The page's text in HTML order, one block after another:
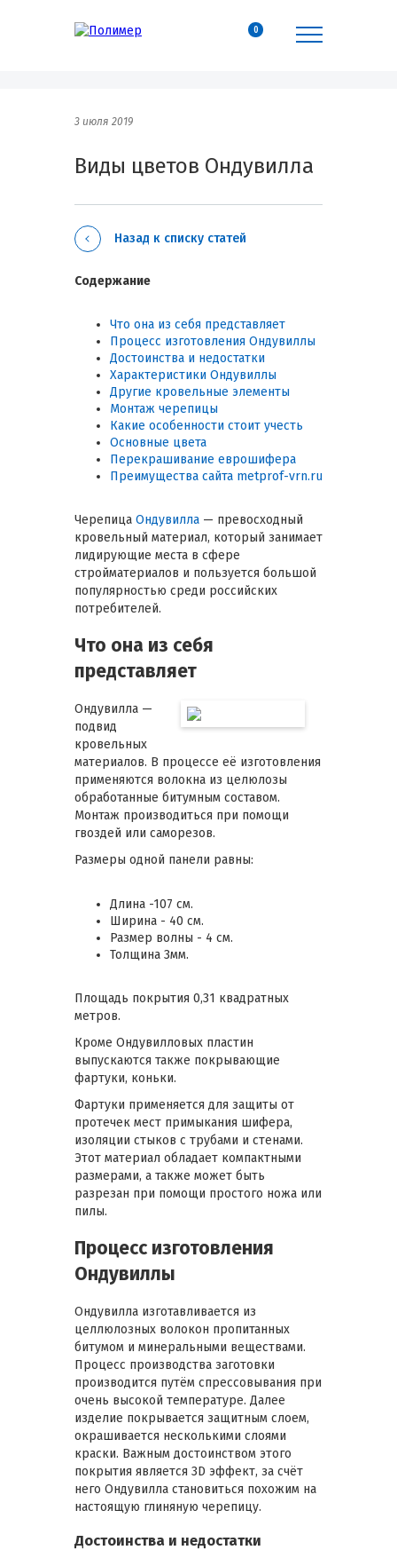
0
3 июля 2019
Виды цветов Ондувилла
Назад к списку статей
Содержание
Что она из себя представляет
Процесс изготовления Ондувиллы
Достоинства и недостатки
Характеристики Ондувиллы
Другие кровельные элементы
Монтаж черепицы
Какие особенности стоит учесть
Основные цвета
Перекрашивание еврошифера
Преимущества сайта metprof-vrn.ru
Черепица Ондувилла — превосходный
кровельный материал, который занимает
лидирующие места в сфере
стройматериалов и пользуется большой
популярностью среди российских
потребителей.
Что она из себя
представляет
Ондувилла —
подвид
кровельных
материалов. В процессе её изготовления
применяются волокна из целюлозы
обработанные битумным составом.
Монтаж производиться при помощи
гвоздей или саморезов.
Размеры одной панели равны:
Длина -107 см.
Ширина - 40 см.
Размер волны - 4 см.
Толщина 3мм.
Площадь покрытия 0,31 квадратных
метров.
Кроме Ондувилловых пластин
выпускаются также покрывающие
фартуки, коньки.
Фартуки применяется для защиты от
протечек мест примыкания шифера,
изоляции стыков с трубами и стенами.
Этот материал обладает компактными
размерами, а также может быть
разрезан при помощи простого ножа или
пилы.
Процесс изготовления
Ондувиллы
Ондувилла изготавливается из
целлюлозных волокон пропитанных
битумом и минеральными веществами.
Процесс производства заготовки
производится путём спрессовывания при
очень высокой температуре. Далее
изделие покрывается защитным слоем,
окрашивается несколькими слоями
краски. Важным достоинством этого
покрытия является 3D эффект, за счёт
него Ондувилла становиться похожим на
настоящую глиняную черепицу.
Достоинства и недостатки